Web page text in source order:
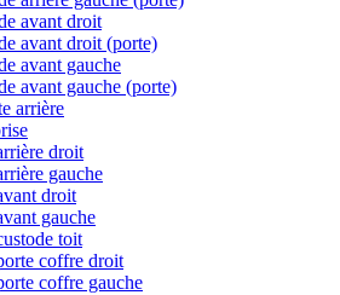
avant droit
avant droit (porte)
avant gauche
avant gauche (porte)
arrière
droit
gauche
droit
gauche
toit
coffre droit
coffre gauche